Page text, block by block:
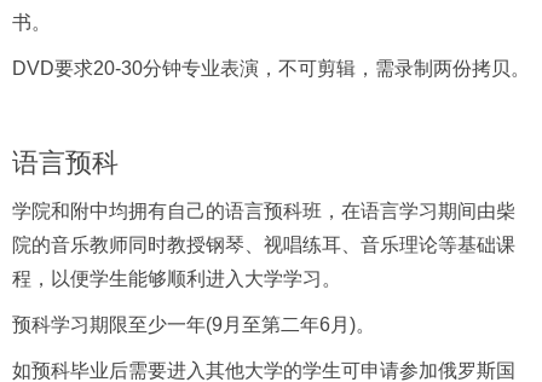
书。
DVD要求20-30分钟专业表演，不可剪辑，需录制两份拷贝。
语言预科
学院和附中均拥有自己的语言预科班，在语言学习期间由柴
院的音乐教师同时教授钢琴、视唱练耳、音乐理论等基础课
程，以便学生能够顺利进入大学学习。
预科学习期限至少一年(9月至第二年6月)。
如预科毕业后需要进入其他大学的学生可申请参加俄罗斯国